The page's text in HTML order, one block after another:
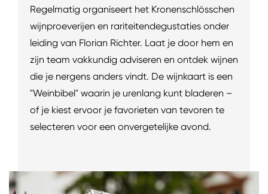
Regelmatig organiseert het Kronenschlösschen
wijnproeverijen en rariteitendegustaties onder
leiding van Florian Richter. Laat je door hem en
zijn team vakkundig adviseren en ontdek wijnen
die je nergens anders vindt. De wijnkaart is een
"Weinbibel" waarin je urenlang kunt bladeren –
of je kiest ervoor je favorieten van tevoren te
selecteren voor een onvergetelijke avond.